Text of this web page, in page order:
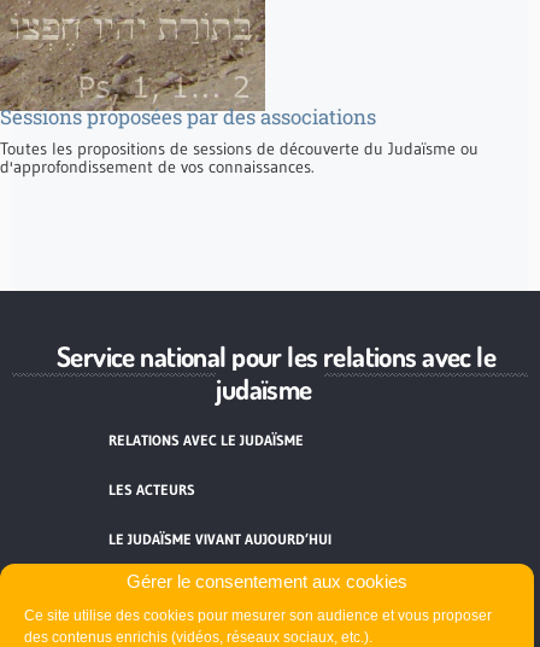
Gérer le consentement aux cookies
Ce site utilise des cookies pour mesurer son audience et vous proposer
des contenus enrichis (vidéos, réseaux sociaux, etc.).
Sessions proposées par des associations
Toutes les propositions de sessions de découverte du Judaïsme ou
d'approfondissement de vos connaissances.
Service national pour les relations avec le
judaïsme
RELATIONS AVEC LE JUDAÏSME
LES ACTEURS
LE JUDAÏSME VIVANT AUJOURD’HUI
RESSOURCES
ACTUALITÉS